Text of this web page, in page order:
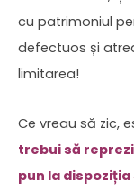
cu patrimoniul
defectuos și
limitarea!
Ce vreau să zic,
trebui să
pun la